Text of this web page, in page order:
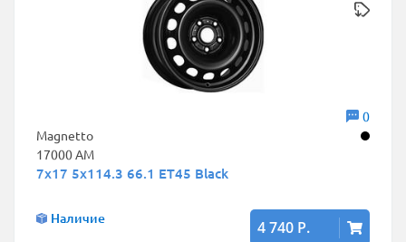
0
Magnetto
17000 AM
7x17 5x114.3 66.1 ET45 Black
Наличие 4 740 Р.